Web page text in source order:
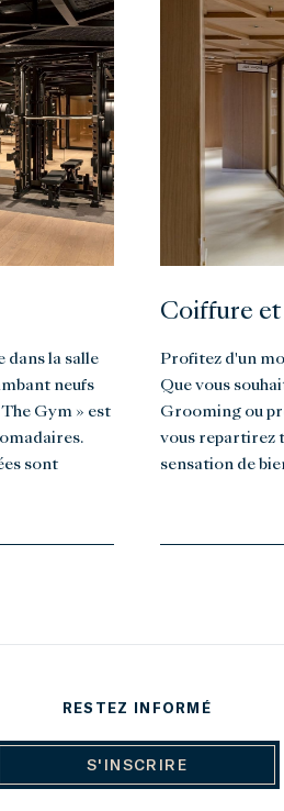
dans la salle
neufs
Gym » est
sont
Coiffure et
Profitez d'un
Que vous
Grooming ou
vous repartirez
sensation de
RESTEZ INFORMÉ
S'INSCRIRE